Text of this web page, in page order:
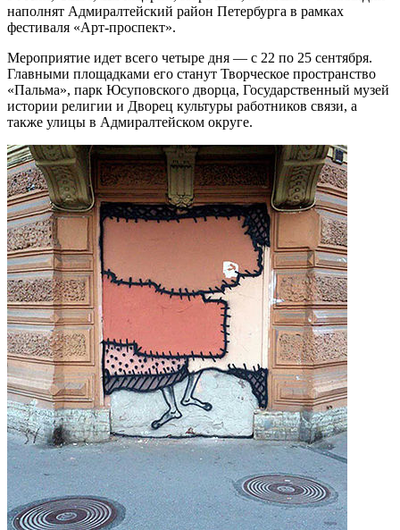
наполнят Адмиралтейский район Петербурга в рамках
фестиваля «Арт-проспект».
Мероприятие идет всего четыре дня — с 22 по 25 сентября.
Главными площадками его станут Творческое пространство
«Пальма», парк Юсуповского дворца, Государственный музей
истории религии и Дворец культуры работников связи, а
также улицы в Адмиралтейском округе.